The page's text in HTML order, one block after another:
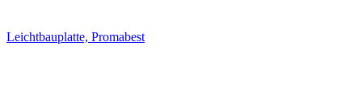
Leichtbauplatte, Promabest